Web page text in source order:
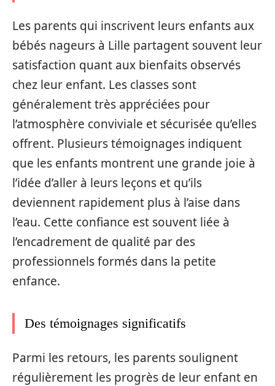
Les parents qui inscrivent leurs enfants aux
bébés nageurs à Lille partagent souvent leur
satisfaction quant aux bienfaits observés
chez leur enfant. Les classes sont
généralement très appréciées pour
l’atmosphère conviviale et sécurisée qu’elles
offrent. Plusieurs témoignages indiquent
que les enfants montrent une grande joie à
l’idée d’aller à leurs leçons et qu’ils
deviennent rapidement plus à l’aise dans
l’eau. Cette confiance est souvent liée à
l’encadrement de qualité par des
professionnels formés dans la petite
enfance.
Des témoignages significatifs
Parmi les retours, les parents soulignent
régulièrement les progrès de leur enfant en